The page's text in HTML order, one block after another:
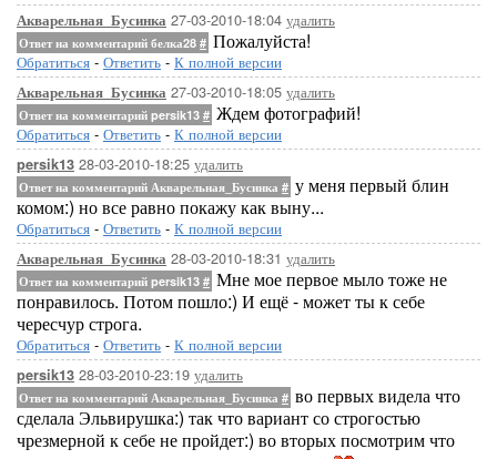
Акварельная_Бусинка 27-03-2010-18:04 удалить
Ответ на комментарий белка28 # Пожалуйста!
Обратиться - Ответить - К полной версии
Акварельная_Бусинка 27-03-2010-18:05 удалить
Ответ на комментарий persik13 # Ждем фотографий!
Обратиться - Ответить - К полной версии
persik13 28-03-2010-18:25 удалить
Ответ на комментарий Акварельная_Бусинка # у меня первый блин
комом:) но все равно покажу как выну...
Обратиться - Ответить - К полной версии
Акварельная_Бусинка 28-03-2010-18:31 удалить
Ответ на комментарий persik13 # Мне мое первое мыло тоже не
понравилось. Потом пошло:) И ещё - может ты к себе
чересчур строга.
Обратиться - Ответить - К полной версии
persik13 28-03-2010-23:19 удалить
Ответ на комментарий Акварельная_Бусинка # во первых видела что
сделала Эльвирушка:) так что вариант со строгостью
чрезмерной к себе не пройдет:) во вторых посмотрим что